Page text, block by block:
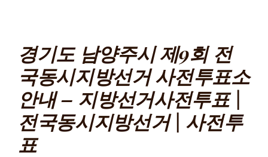
경기도 남양주시 제9회 전
국동시지방선거 사전투표소
안내 – 지방선거사전투표 |
전국동시지방선거 | 사전투
표